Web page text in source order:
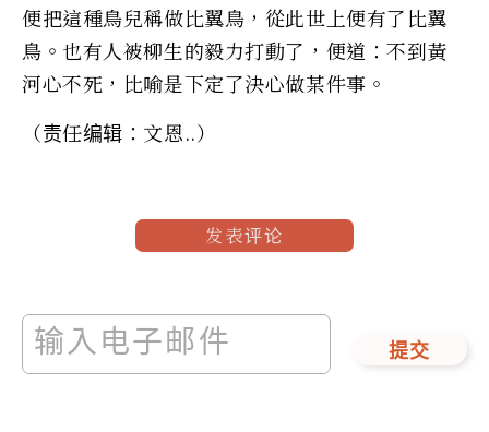
便把這種鳥兒稱做比翼鳥，從此世上便有了比翼
鳥。也有人被柳生的毅力打動了，便道：不到黃
河心不死，比喻是下定了決心做某件事。
（责任编辑：文恩..）
发表评论
提交